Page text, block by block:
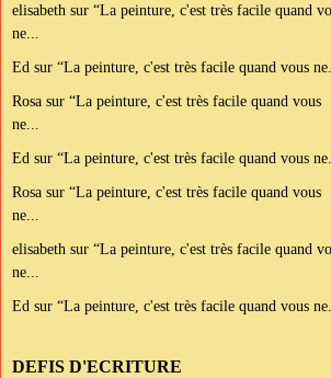
elisabeth sur “La peinture, c'est très facile quand
ne...
Ed sur “La peinture, c'est très facile quand vous ne...
Rosa sur “La peinture, c'est très facile quand vous
ne...
Ed sur “La peinture, c'est très facile quand vous ne...
Rosa sur “La peinture, c'est très facile quand vous
ne...
elisabeth sur “La peinture, c'est très facile quand
ne...
Ed sur “La peinture, c'est très facile quand vous ne...
DEFIS D'ECRITURE